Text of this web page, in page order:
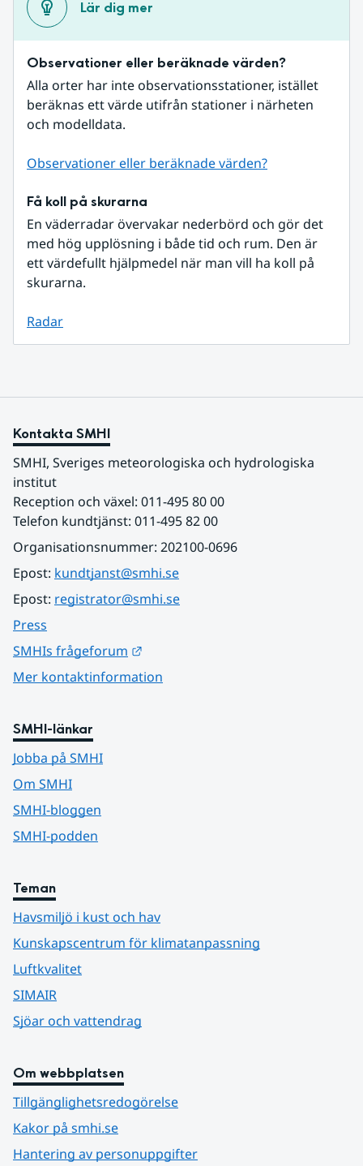
Lär dig mer
Observationer eller beräknade värden?
Alla orter har inte observationsstationer, istället
beräknas ett värde utifrån stationer i närheten
och modelldata.
Observationer eller beräknade värden?
Få koll på skurarna
En väderradar övervakar nederbörd och gör det
med hög upplösning i både tid och rum. Den är
ett värdefullt hjälpmedel när man vill ha koll på
skurarna.
Radar
Kontakta SMHI
SMHI, Sveriges meteorologiska och hydrologiska
institut
Reception och växel: 011-495 80 00
Telefon kundtjänst: 011-495 82 00
Organisationsnummer: 202100-0696
Epost: kundtjanst@smhi.se
Epost: registrator@smhi.se
Press
SMHIs frågeforum
Mer kontaktinformation
SMHI-länkar
Jobba på SMHI
Om SMHI
SMHI-bloggen
SMHI-podden
Teman
Havsmiljö i kust och hav
Kunskapscentrum för klimatanpassning
Luftkvalitet
SIMAIR
Sjöar och vattendrag
Om webbplatsen
Tillgänglighetsredogörelse
Kakor på smhi.se
Hantering av personuppgifter